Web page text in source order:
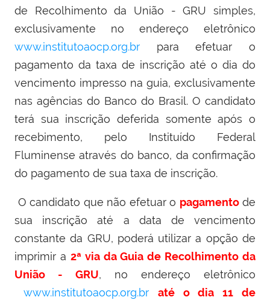
de Recolhimento da União - GRU simples,
exclusivamente no endereço eletrônico
www.institutoaocp.org.br para efetuar o
pagamento da taxa de inscrição até o dia do
vencimento impresso na guia, exclusivamente
nas agências do Banco do Brasil. O candidato
terá sua inscrição deferida somente após o
recebimento, pelo Instituído Federal
Fluminense através do banco, da confirmação
do pagamento de sua taxa de inscrição.
O candidato que não efetuar o pagamentode
sua inscrição até a data de vencimento
constante da GRU, poderá utilizar a opção de
imprimir a 2ª via da Guia de Recolhimento da
União - GRU, no endereço eletrônico
www.institutoaocp.org.br
até o dia 11 de